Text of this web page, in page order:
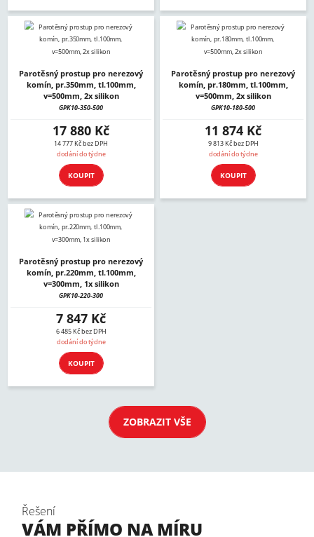
Parotěsný prostup pro nerezový
komín, pr.350mm, tl.100mm,
v=500mm, 2x silikon
GPK10-350-500
17 880 Kč
14 777 Kč bez DPH
dodání do týdne
KOUPIT
Parotěsný prostup pro nerezový
komín, pr.180mm, tl.100mm,
v=500mm, 2x silikon
GPK10-180-500
11 874 Kč
9 813 Kč bez DPH
dodání do týdne
KOUPIT
Parotěsný prostup pro nerezový
komín, pr.220mm, tl.100mm,
v=300mm, 1x silikon
GPK10-220-300
7 847 Kč
6 485 Kč bez DPH
dodání do týdne
KOUPIT
ZOBRAZIT VŠE
Řešení
VÁM PŘÍMO NA MÍRU